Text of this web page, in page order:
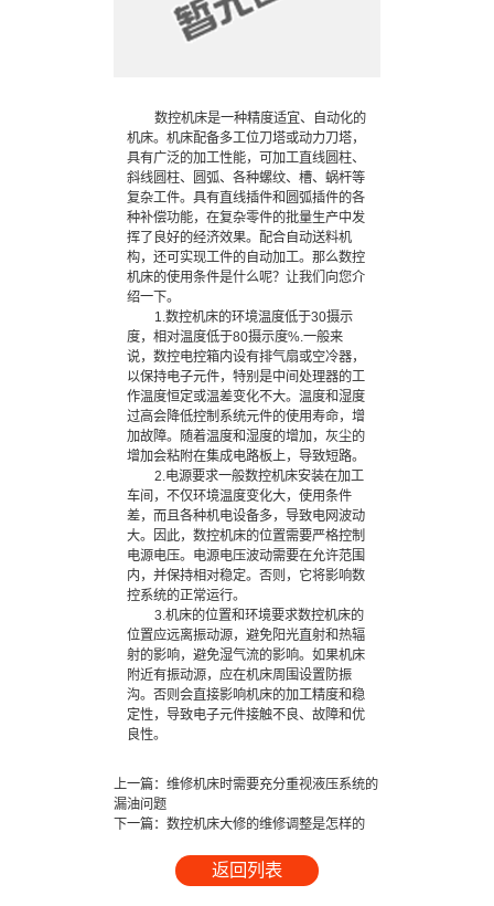
数控机床是一种精度适宜、自动化的
机床。机床配备多工位刀塔或动力刀塔，
具有广泛的加工性能，可加工直线圆柱、
斜线圆柱、圆弧、各种螺纹、槽、蜗杆等
复杂工件。具有直线插件和圆弧插件的各
种补偿功能，在复杂零件的批量生产中发
挥了良好的经济效果。配合自动送料机
构，还可实现工件的自动加工。那么数控
机床的使用条件是什么呢？让我们向您介
绍一下。
1.数控机床的环境温度低于30摄示
度，相对温度低于80摄示度%.一般来
说，数控电控箱内设有排气扇或空冷器，
以保持电子元件，特别是中间处理器的工
作温度恒定或温差变化不大。温度和湿度
过高会降低控制系统元件的使用寿命，增
加故障。随着温度和湿度的增加，灰尘的
增加会粘附在集成电路板上，导致短路。
2.电源要求一般数控机床安装在加工
车间，不仅环境温度变化大，使用条件
差，而且各种机电设备多，导致电网波动
大。因此，数控机床的位置需要严格控制
电源电压。电源电压波动需要在允许范围
内，并保持相对稳定。否则，它将影响数
控系统的正常运行。
3.机床的位置和环境要求数控机床的
位置应远离振动源，避免阳光直射和热辐
射的影响，避免湿气流的影响。如果机床
附近有振动源，应在机床周围设置防振
沟。否则会直接影响机床的加工精度和稳
定性，导致电子元件接触不良、故障和优
良性。
上一篇：维修机床时需要充分重视液压系统的
漏油问题
下一篇：数控机床大修的维修调整是怎样的
返回列表